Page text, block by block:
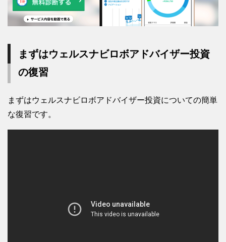
まずはウェルスナビロボアドバイザー投資
の復習
まずはウェルスナビロボアドバイザー投資についての簡単
な復習です。